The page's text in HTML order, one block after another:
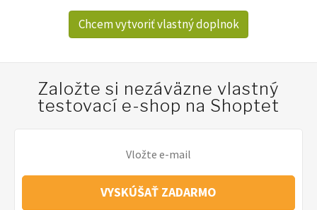
Chcem vytvoriť vlastný doplnok
Založte si nezáväzne vlastný
testovací e-shop na Shoptet
VYSKÚŠAŤ ZADARMO